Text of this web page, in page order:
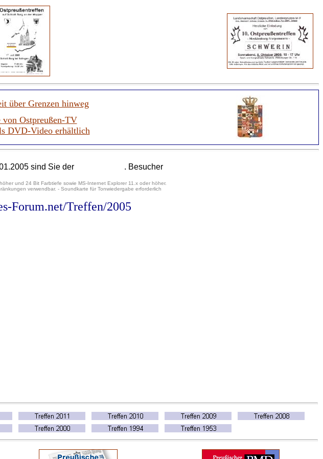
über Grenzen hinweg
von Ostpreußen-TV
DVD-Video erhältlich
sind Sie der . Besucher
und 24 Bit Farbtiefe sowie MS-Internet Explorer 11.x oder höher.
verwendbar. - Soundkarte für Tonwiedergabe erforderlich
Forum.net/Treffen/2005